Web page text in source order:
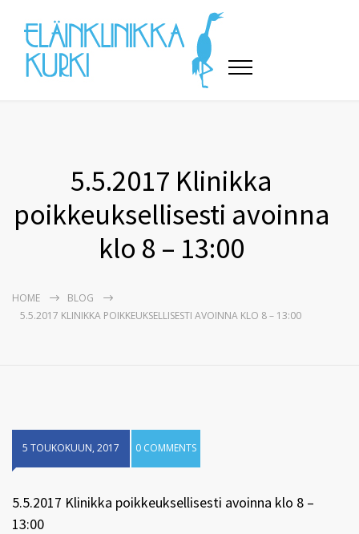
5.5.2017 Klinikka
poikkeuksellisesti avoinna
klo 8 – 13:00
HOME
BLOG
5.5.2017 KLINIKKA POIKKEUKSELLISESTI AVOINNA KLO 8 – 13:00
5 TOUKOKUUN, 2017 0 COMMENTS
5.5.2017 Klinikka poikkeuksellisesti avoinna klo 8 –
13:00